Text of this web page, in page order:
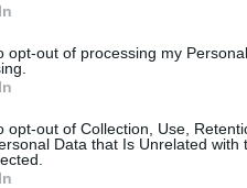
opt-out of processing my
opt-out of Collection, Use,
Data that Is Unrelated with
φορώντας ένα μαύρο
ομάδα διαδηλωτών
των αστυνομικών
καταφέρνουν